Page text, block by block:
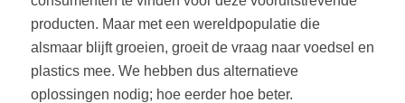
producten. Maar met een wereldpopulatie die
alsmaar blijft groeien, groeitde vraag naar voedsel en
plastics mee. We hebben dus alternatieve
oplossingen nodig; hoe eerder hoe beter.